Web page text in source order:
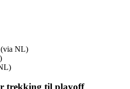
NL)
trekking til playoff